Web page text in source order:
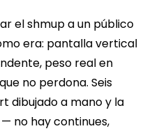
el shmup a un público
era: pantalla vertical
peso real en
no perdona. Seis
dibujado a mano y la
no hay continues,